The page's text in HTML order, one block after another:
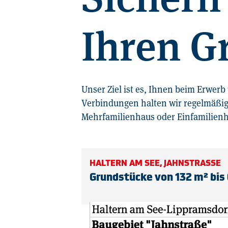
Ihren
Unser Ziel ist es, Ihnen beim
Verbindungen halten wir
Mehrfamilienhaus oder
HALTERN AM SEE, JAHNSTRASSE
Grundstücke von 132 m² bis